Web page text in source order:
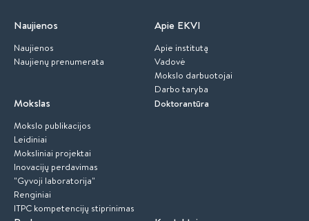
Naujienos
Naujienos
Naujienų prenumerata
Apie EKVI
Apie institutą
Vadovė
Mokslo darbuotojai
Darbo taryba
Mokslas
Mokslo publikacijos
Leidiniai
Moksliniai projektai
Inovacijų perdavimas
"Gyvoji laboratorija"
Renginiai
ITPC kompetencijų stiprinimas
Doktorantūra